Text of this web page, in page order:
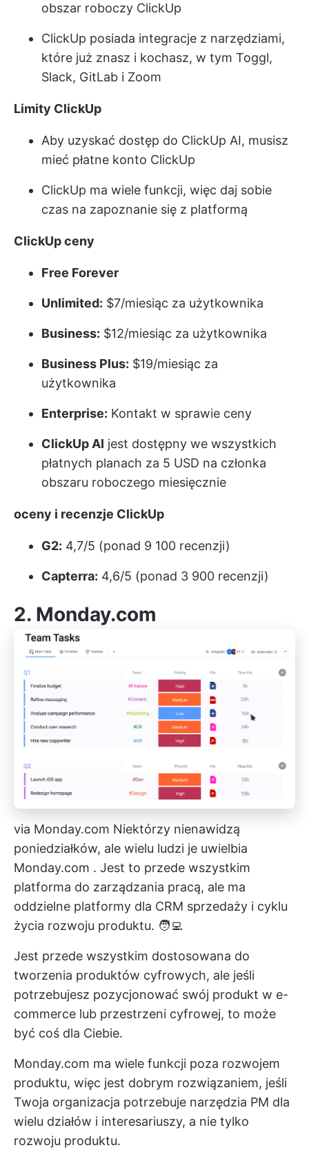
obszar roboczy ClickUp
ClickUp posiada integracje z narzędziami,
które już znasz i kochasz, w tym Toggl,
Slack, GitLab i Zoom
Limity ClickUp
Aby uzyskać dostęp do ClickUp AI, musisz
mieć płatne konto ClickUp
ClickUp ma wiele funkcji, więc daj sobie
czas na zapoznanie się z platformą
ClickUpceny
Free Forever
Unlimited: $7/miesiąc za użytkownika
Business: $12/miesiąc za użytkownika
Business Plus: $19/miesiąc za
użytkownika
Enterprise: Kontakt w sprawie ceny
ClickUp AI jest dostępny we wszystkich
płatnych planach za 5 USD na członka
obszaru roboczego miesięcznie
oceny i recenzje ClickUp
G2: 4,7/5 (ponad 9 100 recenzji)
Capterra: 4,6/5 (ponad 3 900 recenzji)
2. Monday.com
via Monday.com Niektórzy nienawidzą
poniedziałków, ale wielu ludzi je uwielbia
Monday.com . Jest to przede wszystkim
platforma do zarządzania pracą, ale ma
oddzielne platformy dla CRM sprzedaży i cyklu
życia rozwoju produktu. 🧑‍💻
Jest przede wszystkim dostosowana do
tworzenia produktów cyfrowych, ale jeśli
potrzebujesz pozycjonować swój produkt w e-
commerce lub przestrzeni cyfrowej, to może
być coś dla Ciebie.
Monday.com ma wiele funkcji poza rozwojem
produktu, więc jest dobrym rozwiązaniem, jeśli
Twoja organizacja potrzebuje narzędzia PM dla
wielu działów i interesariuszy, a nie tylko
rozwoju produktu.